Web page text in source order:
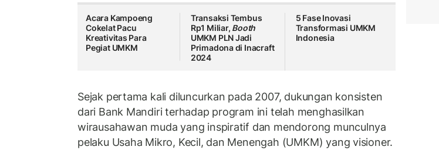
Acara Kampoeng
Cokelat Pacu
Kreativitas Para
Pegiat UMKM
Transaksi Tembus
Rp1 Miliar, Booth
UMKM PLN Jadi
Primadona di Inacraft
2024
5 Fase Inovasi
Transformasi UMKM
Indonesia
Sejak pertama kali diluncurkan pada 2007, dukungan konsisten
dari Bank Mandiri terhadap program ini telah menghasilkan
wirausahawan muda yang inspiratif dan mendorong munculnya
pelaku Usaha Mikro, Kecil, dan Menengah (UMKM) yang visioner.